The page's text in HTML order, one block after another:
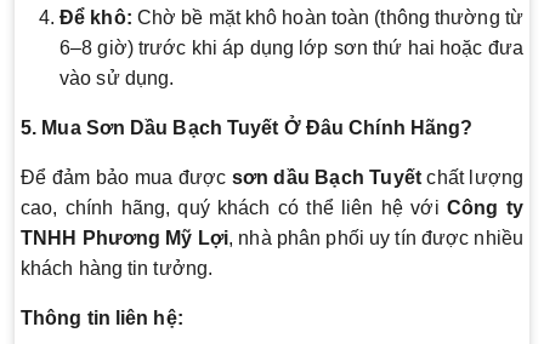
Để khô: Chờ bề mặt khô hoàn toàn (thông thường từ
6–8 giờ) trước khi áp dụng lớp sơn thứ hai hoặc đưa
vào sử dụng.
5. Mua Sơn Dầu Bạch Tuyết Ở Đâu Chính Hãng?
Để đảm bảo mua được sơn dầu Bạch Tuyếtchất lượng
cao, chính hãng, quý khách có thể liên hệ vớiCông ty
TNHH Phương Mỹ Lợi, nhà phân phối uy tín được nhiều
khách hàng tin tưởng.
Thông tin liên hệ: